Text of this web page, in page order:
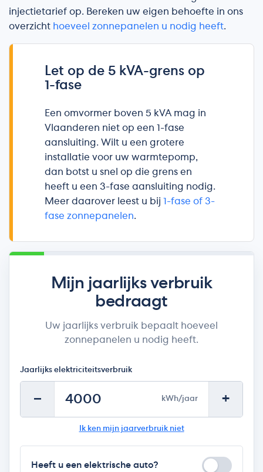
injectietarief op. Bereken uw eigen behoefte in ons
overzicht hoeveel zonnepanelen u nodig heeft.
Let op de 5 kVA-grens op
1-fase
Een omvormer boven 5 kVA mag in
Vlaanderen niet op een 1-fase
aansluiting. Wilt u een grotere
installatie voor uw warmtepomp,
dan botst u snel op die grens en
heeft u een 3-fase aansluiting nodig.
Meer daarover leest u bij 1-fase of 3-
fase zonnepanelen.